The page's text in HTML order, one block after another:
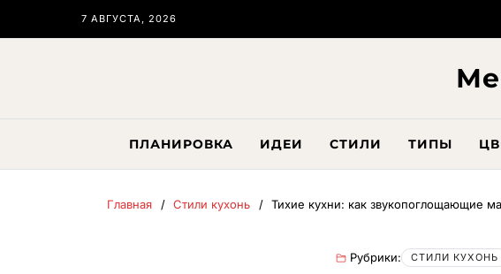
7 АВГУСТА, 2026
ПЛАНИРОВКА ИДЕИ СТИЛИ ТИПЫ
Главная Стили кухонь Тихие кухни: как звукопоглощающие
Рубрики: СТИЛИ КУХОНЬ